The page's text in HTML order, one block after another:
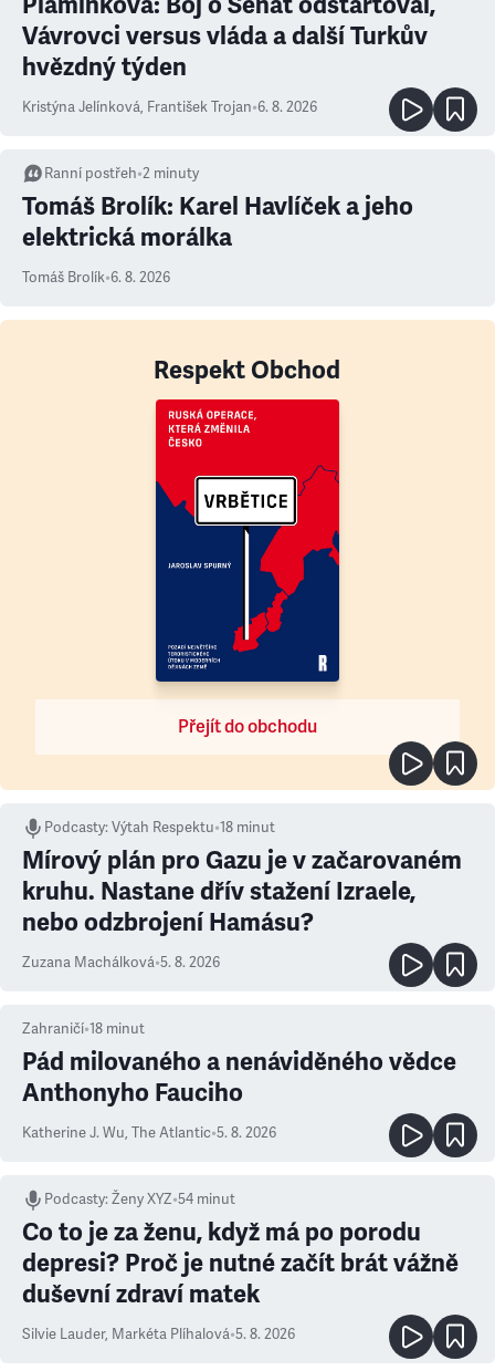
Vávrovci versus vláda a další Turkův
hvězdný týden
Kristýna Jelínková, František Trojan•6. 8. 2026
Ranní postřeh•2 minuty
Tomáš Brolík: Karel Havlíček a jeho
elektrická morálka
Tomáš Brolík•6. 8. 2026
Respekt Obchod
Přejít do obchodu
Podcasty:Výtah Respektu•18 minut
Mírový plán pro Gazu je v začarovaném
kruhu. Nastane dřív stažení Izraele,
nebo odzbrojení Hamásu?
Zuzana Machálková•5. 8. 2026
Zahraničí•18 minut
Pád milovaného a nenáviděného vědce
Anthonyho Fauciho
Katherine J. Wu, The Atlantic•5. 8. 2026
Podcasty:Ženy XYZ•54 minut
Co to je za ženu, když má po porodu
depresi? Proč je nutné začít brát vážně
duševní zdraví matek
Silvie Lauder, Markéta Plíhalová•5. 8. 2026